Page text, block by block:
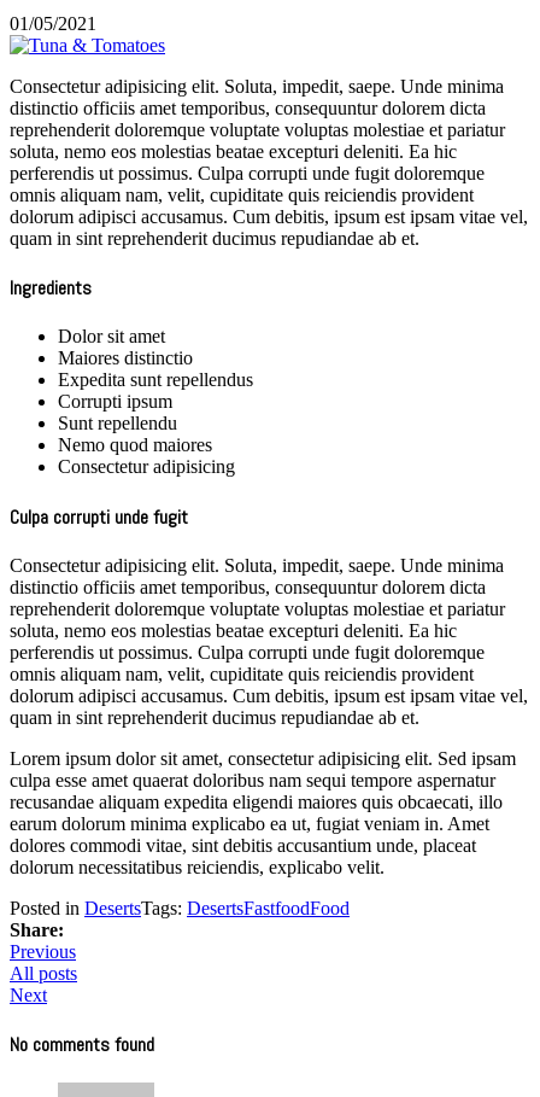
01/05/2021
Consectetur adipisicing elit. Soluta, impedit, saepe. Unde minima
distinctio officiis amet temporibus, consequuntur dolorem dicta
reprehenderit doloremque voluptate voluptas molestiae et pariatur
soluta, nemo eos molestias beatae excepturi deleniti. Ea hic
perferendis ut possimus. Culpa corrupti unde fugit doloremque
omnis aliquam nam, velit, cupiditate quis reiciendis provident
dolorum adipisci accusamus. Cum debitis, ipsum est ipsam vitae vel,
quam in sint reprehenderit ducimus repudiandae ab et.
Ingredients
Dolor sit amet
Maiores distinctio
Expedita sunt repellendus
Corrupti ipsum
Sunt repellendu
Nemo quod maiores
Consectetur adipisicing
Culpa corrupti unde fugit
Consectetur adipisicing elit. Soluta, impedit, saepe. Unde minima
distinctio officiis amet temporibus, consequuntur dolorem dicta
reprehenderit doloremque voluptate voluptas molestiae et pariatur
soluta, nemo eos molestias beatae excepturi deleniti. Ea hic
perferendis ut possimus. Culpa corrupti unde fugit doloremque
omnis aliquam nam, velit, cupiditate quis reiciendis provident
dolorum adipisci accusamus. Cum debitis, ipsum est ipsam vitae vel,
quam in sint reprehenderit ducimus repudiandae ab et.
Lorem ipsum dolor sit amet, consectetur adipisicing elit. Sed ipsam
culpa esse amet quaerat doloribus nam sequi tempore aspernatur
recusandae aliquam expedita eligendi maiores quis obcaecati, illo
earum dolorum minima explicabo ea ut, fugiat veniam in. Amet
dolores commodi vitae, sint debitis accusantium unde, placeat
dolorum necessitatibus reiciendis, explicabo velit.
Posted in DesertsTags: DesertsFastfoodFood
Share:
Previous
All posts
Next
No comments found